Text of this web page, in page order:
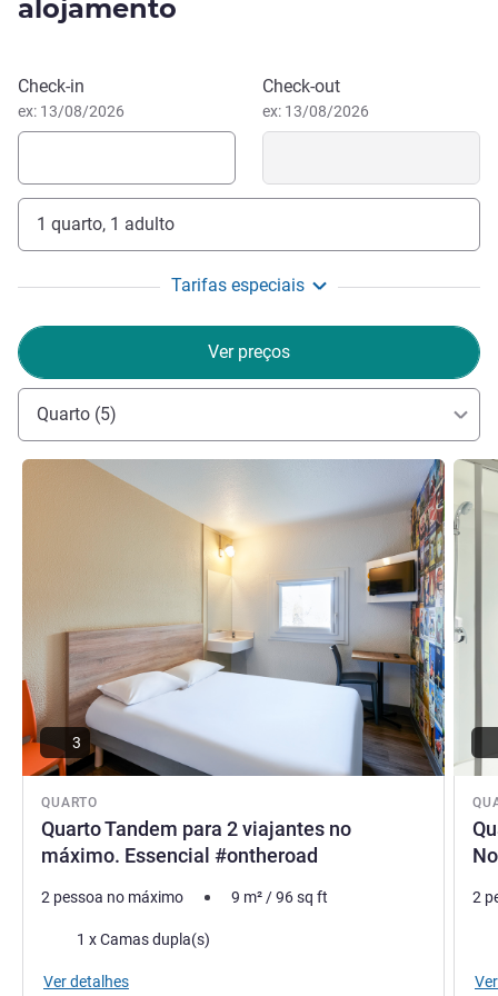
da Europa. Perto do aeroporto internacional e da estação
alojamento
Reservar este hotel
Check-in
ex: 13/08/2026
Check-out
ex: 13/08/2026
1 quarto, 1 adulto
Tarifas especiais
Ver preços
Quarto (5)
QUARTO
Quarto Tandem para 2 viajantes no
máximo. Essencial #ontheroad
Ver detalhes
3
2 pessoa no máximo 9 m²/96sq ft
Cama1 x Camas dupla(s)
Ver detalhes
Ver
2